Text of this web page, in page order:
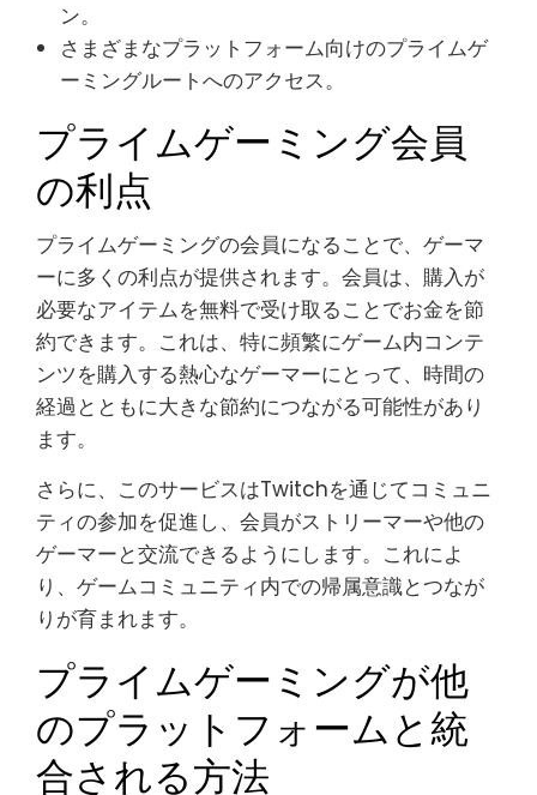
ン。
さまざまなプラットフォーム向けのプライムゲ
ーミングルートへのアクセス。
プライムゲーミング会員
の利点
プライムゲーミングの会員になることで、ゲーマ
ーに多くの利点が提供されます。会員は、購入が
必要なアイテムを無料で受け取ることでお金を節
約できます。これは、特に頻繁にゲーム内コンテ
ンツを購入する熱心なゲーマーにとって、時間の
経過とともに大きな節約につながる可能性があり
ます。
さらに、このサービスはTwitchを通じてコミュニ
ティの参加を促進し、会員がストリーマーや他の
ゲーマーと交流できるようにします。これによ
り、ゲームコミュニティ内での帰属意識とつなが
りが育まれます。
プライムゲーミングが他
のプラットフォームと統
合される方法